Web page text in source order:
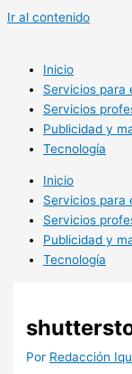
Ir al contenido
Inicio
Servicios para
Servicios
Publicidad y
Tecnología
Inicio
Servicios para
Servicios
Publicidad y
Tecnología
Por Redacción